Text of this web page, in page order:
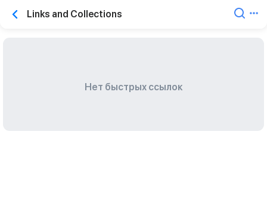
Links and Collections
Нет быстрых ссылок